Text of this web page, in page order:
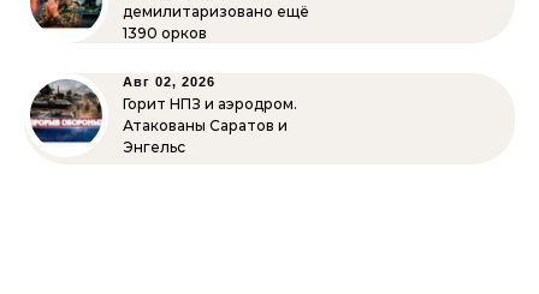
демилитаризовано ещё
1390 орков
Авг 02, 2026
Горит НПЗ и аэродром.
Атакованы Саратов и
Энгельс